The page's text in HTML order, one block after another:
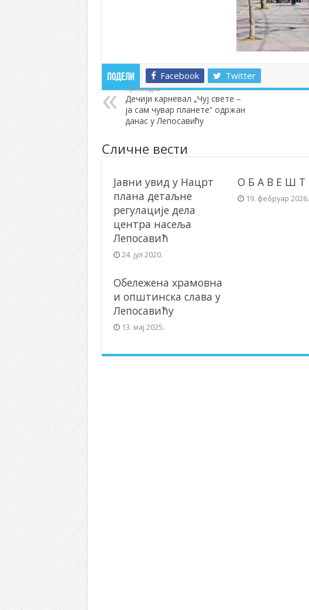
Подели Facebook Twitter
Претходна
Дечији карневал „Чуј свете –
ја сам чувар планете“ одржан
данас у Лепосавићу
Сличне вести
Јавни увид у Нацрт
плана детаљне
регулације дела
центра насеља
Лепосавић
24. јул 2020.
О Б А В Е Ш Т
19. фебруар 2026.
Обележена храмовна
и општинска слава у
Лепосавићу
13. мај 2025.